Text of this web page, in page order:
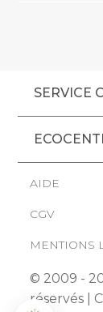
SERVICE
AIDE
CGV
MENTIONS
© 2009 -
réservés |